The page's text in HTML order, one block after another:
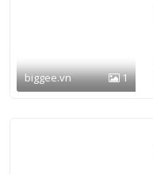
biggee.vn 1